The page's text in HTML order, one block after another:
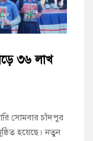
বিশিষ্ট পূর্ণাঙ্গ
টাকা জরিমানা
শিক্ষামন্ত্রী আ,ন,ম
আনোয়ার বাবলুর
৩৬ লাখ
সোমবার চাঁদপুর
হয়েছে। নতুন